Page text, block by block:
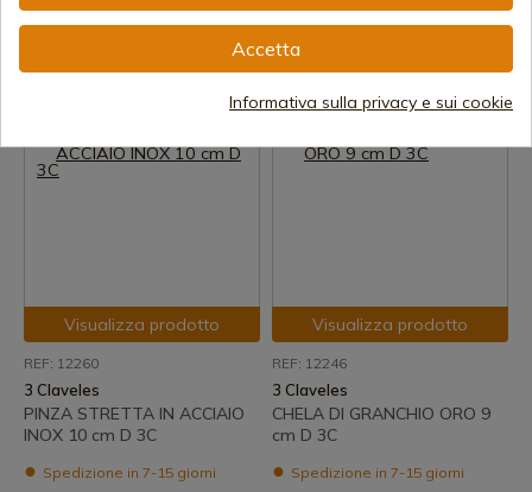
CHELA DI GRANCHIO IN
ACCIAIO INOX 10 cm. D 3C
PINZA INCLINATA IN ACCIAIO
INOX 10 cm D 3C
7,02 €
Visualizza prodotto
REF: 12260
3 Claveles
PINZA STRETTA IN ACCIAIO
INOX 10 cm D 3C
Spedizione in 7-15 giorni
Visualizza prodotto
REF: 12246
3 Claveles
CHELA DI GRANCHIO ORO 9
cm D 3C
Spedizione in 7-15 giorni
Accetta
Informativa sulla privacy e sui cookie